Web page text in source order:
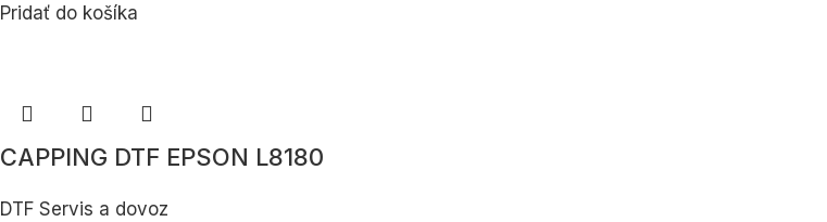
Pridať do košíka
CAPPING DTF EPSON L8180
DTF Servis a dovoz